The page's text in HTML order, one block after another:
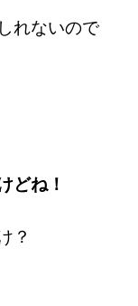
れないので
どね！
？